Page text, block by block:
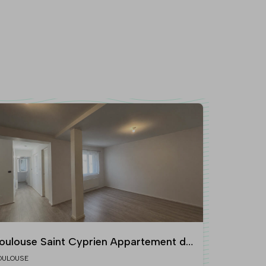
Saint Cyprien Appartement de
2 en dernier étage